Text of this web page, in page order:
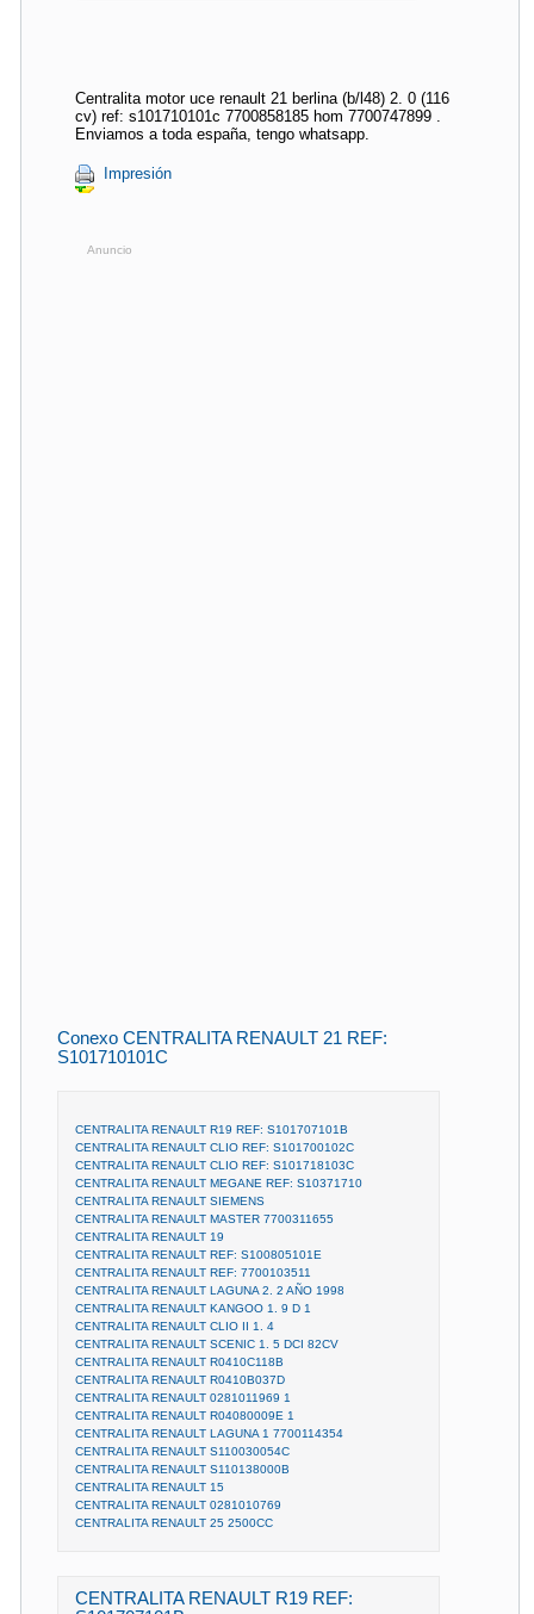
Centralita motor uce renault 21 berlina (b/l48) 2. 0 (116
cv) ref: s101710101c 7700858185 hom 7700747899 .
Enviamos a toda españa, tengo whatsapp.
Impresión
Anuncio
Conexo CENTRALITA RENAULT 21 REF:
S101710101C
CENTRALITA RENAULT R19 REF: S101707101B
CENTRALITA RENAULT CLIO REF: S101700102C
CENTRALITA RENAULT CLIO REF: S101718103C
CENTRALITA RENAULT MEGANE REF: S10371710
CENTRALITA RENAULT SIEMENS
CENTRALITA RENAULT MASTER 7700311655
CENTRALITA RENAULT 19
CENTRALITA RENAULT REF: S100805101E
CENTRALITA RENAULT REF: 7700103511
CENTRALITA RENAULT LAGUNA 2. 2 AÑO 1998
CENTRALITA RENAULT KANGOO 1. 9 D 1
CENTRALITA RENAULT CLIO II 1. 4
CENTRALITA RENAULT SCENIC 1. 5 DCI 82CV
CENTRALITA RENAULT R0410C118B
CENTRALITA RENAULT R0410B037D
CENTRALITA RENAULT 0281011969 1
CENTRALITA RENAULT R04080009E 1
CENTRALITA RENAULT LAGUNA 1 7700114354
CENTRALITA RENAULT S110030054C
CENTRALITA RENAULT S110138000B
CENTRALITA RENAULT 15
CENTRALITA RENAULT 0281010769
CENTRALITA RENAULT 25 2500CC
CENTRALITA RENAULT R19 REF: